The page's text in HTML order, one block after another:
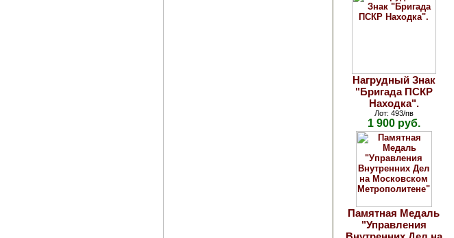
Нагрудный Знак
"Бригада ПСКР
Находка".
Лот: 493/пв
1 900 руб.
Памятная Медаль
"Управления